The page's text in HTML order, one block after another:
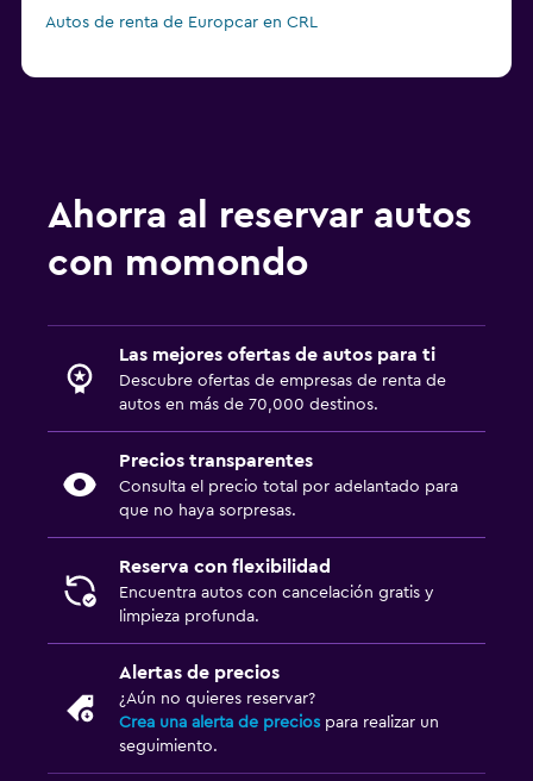
Autos de renta de Europcar en CRL
Ahorra al reservar autos
con momondo
Las mejores ofertas de autos para ti
Descubre ofertas de empresas de renta de
autos en más de 70,000 destinos.
Precios transparentes
Consulta el precio total por adelantado para
que no haya sorpresas.
Reserva con flexibilidad
Encuentra autos con cancelación gratis y
limpieza profunda.
Alertas de precios
¿Aún no quieres reservar?
Crea una alerta de precios para realizar un
seguimiento.